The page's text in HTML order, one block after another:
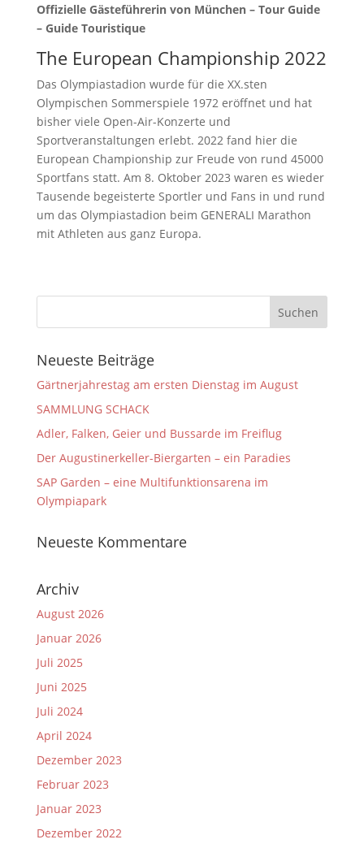
Offizielle Gästeführerin von München – Tour Guide
– Guide Touristique
The European Championship 2022
Das Olympiastadion wurde für die XX.sten
Olympischen Sommerspiele 1972 eröffnet und hat
bisher viele Open-Air-Konzerte und
Sportveranstaltungen erlebt. 2022 fand hier die
European Championship zur Freude von rund 45000
Sportfans statt. Am 8. Oktober 2023 waren es wieder
Tausende begeisterte Sportler und Fans in und rund
um das Olympiastadion beim GENERALI Marathon
mit Athleten aus ganz Europa.
Neueste Beiträge
Gärtnerjahrestag am ersten Dienstag im August
SAMMLUNG SCHACK
Adler, Falken, Geier und Bussarde im Freiflug
Der Augustinerkeller-Biergarten – ein Paradies
SAP Garden – eine Multifunktionsarena im
Olympiapark
Neueste Kommentare
Archiv
August 2026
Januar 2026
Juli 2025
Juni 2025
Juli 2024
April 2024
Dezember 2023
Februar 2023
Januar 2023
Dezember 2022